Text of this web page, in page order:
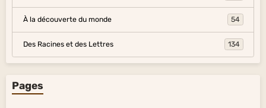
À la découverte du monde 54
Des Racines et des Lettres 134
Pages